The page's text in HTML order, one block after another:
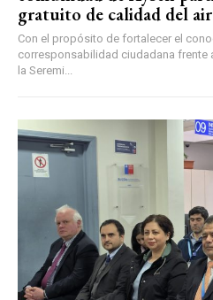
gratuito de calidad del
Con el propósito de fortalecer el
corresponsabilidad ciudadana frente
la Seremi...